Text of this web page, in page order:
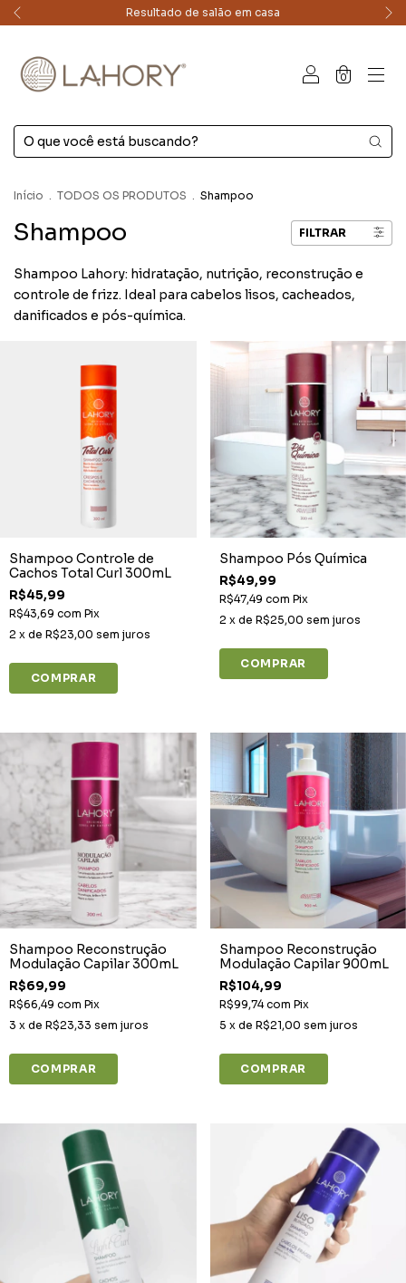
Resultado de salão em casa
0
Início . TODOS OS PRODUTOS . Shampoo
Shampoo FILTRAR
Shampoo Lahory: hidratação, nutrição, reconstrução e
controle de frizz. Ideal para cabelos lisos, cacheados,
danificados e pós-química.
Shampoo Controle de
Cachos Total Curl 300mL
R$45,99
R$43,69 com Pix
2 x de R$23,00 sem juros
Shampoo Pós Química
R$49,99
R$47,49 com Pix
2 x de R$25,00 sem juros
Shampoo Reconstrução
Modulação Capilar 300mL
R$69,99
R$66,49 com Pix
3 x de R$23,33 sem juros
Shampoo Reconstrução
Modulação Capilar 900mL
R$104,99
R$99,74com Pix
5 x de R$21,00 sem juros